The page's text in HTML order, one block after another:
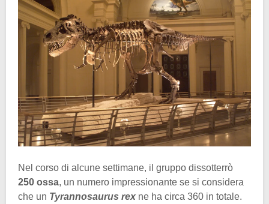
Nel corso di alcune settimane, il gruppo dissotterrò
250 ossa, un numero impressionante se si considera
che un Tyrannosaurus rex ne ha circa 360 in totale.